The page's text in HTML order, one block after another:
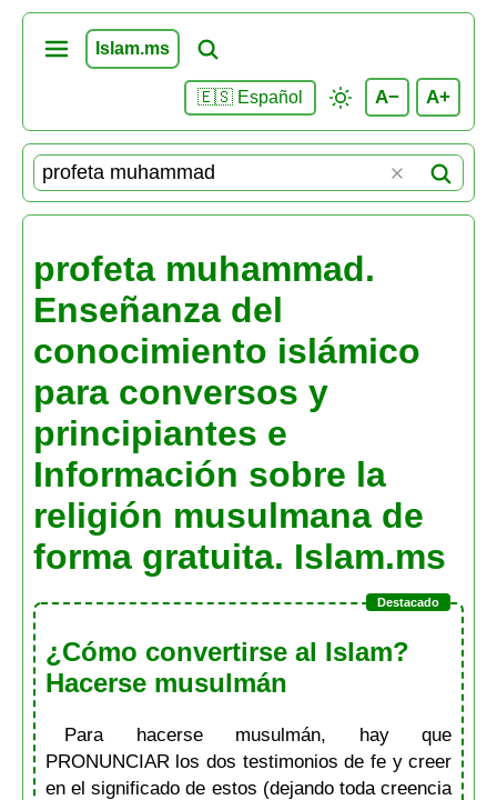
Islam.ms
🇪🇸 Español A− A+
profeta muhammad.
Enseñanza del
conocimiento islámico
para conversos y
principiantes e
Información sobre la
religión musulmana de
forma gratuita. Islam.ms
¿Cómo convertirse al Islam?
Hacerse musulmán
Para hacerse musulmán, hay que
PRONUNCIAR los dos testimonios de fe y creer
en el significado de estos (dejando toda creencia